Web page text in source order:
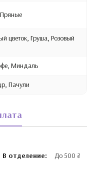
цветок, Груша, Розовый
Миндаль
Пачули
В отделение: До 500 ₴